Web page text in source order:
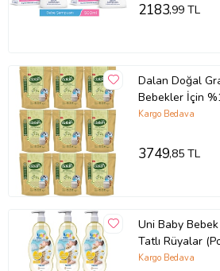
2183,99 TL
Dalan Doğal
Bebekler İçin
Set)
Kargo Bedava
3749,85 TL
Uni Baby
Tatlı Rüyalar
Kargo Bedava